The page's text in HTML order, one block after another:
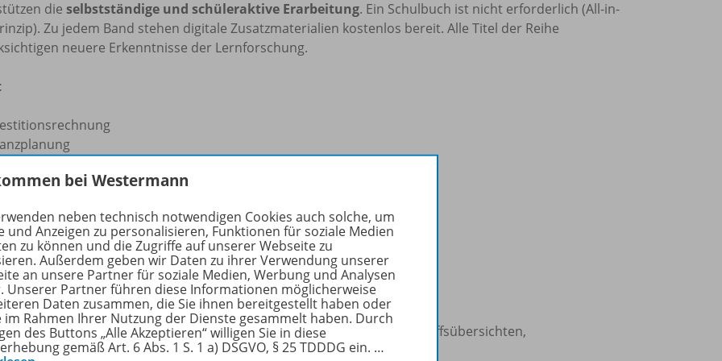
die selbstständige und schüleraktive Erarbeitung. Ein Schulbuch ist nicht erforderlich (All-in-
Zu jedem Band stehen digitale Zusatzmaterialien kostenlos bereit. Alle Titel der Reihe
neuere Erkenntnisse der Lernforschung.
zum Konzept
"Athos AG" (Hersteller von Industrieprofilen)
Faden: Durchlaufender Praxisfall
Kapitelaufbau: Erarbeitung (Praxisfall) - Kompaktwissen (Begriffsübersichten,
- Vertiefungsaufgaben
bei Westermann
neben technisch notwendigen Cookies auch solche, um
und Anzeigen zu personalisieren, Funktionen für soziale Medien
zu können und die Zugriffe auf unserer Webseite zu
Außerdem geben wir Daten zu ihrer Verwendung unserer
an unsere Partner für soziale Medien, Werbung und Analysen
Unserer Partner führen diese Informationen möglicherweise
Daten zusammen, die Sie ihnen bereitgestellt haben oder
im Rahmen Ihrer Nutzung der Dienste gesammelt haben. Durch
des Buttons „Alle Akzeptieren“ willigen Sie in diese
gemäß Art. 6 Abs. 1 S. 1 a) DSGVO, § 25 TDDDG ein. …